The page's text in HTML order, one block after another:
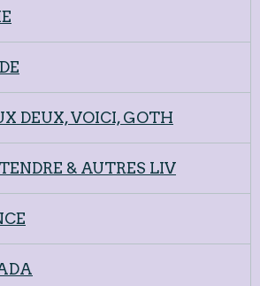
DEUX, VOICI, GOTH
& AUTRES LIV